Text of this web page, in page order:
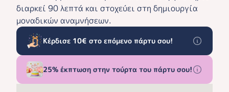
διαρκεί 90 λεπτά και στοχεύει στη δημιουργία
μοναδικών αναμνήσεων.
Κέρδισε 10€ στο επόμενο πάρτυ σου!
25% έκπτωση στην τούρτα του πάρτυ σου!